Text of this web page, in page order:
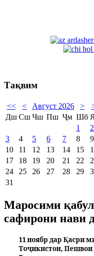
Тақвим
<< < Август 2026 >
Дш Сш Чш Пш Ҷм Шб
1
2
3
4 5 6 7 8
9
10
11 12 13 14 15
17
18 19 20 21 22
24
25 26 27 28 29
31
Маросими
сафирони нави
11 ноябр дар Қасри
Тоҷикистон,